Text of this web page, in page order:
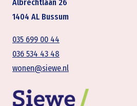
Albrechtlaan 26
1404 AL Bussum
035 699 00 44
036 534 43 48
wonen@siewe.nl